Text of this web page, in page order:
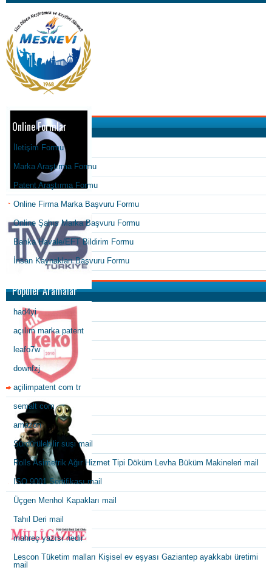
Online Formlar
İletişim Formu
Marka Araştırma Formu
Patent Araştırma Formu
Online Firma Marka Başvuru Formu
Online Şahıs Marka Başvuru Formu
Banka Havale/EFT Bildirim Formu
İnsan Kaynakları Başvuru Formu
Popüler Aramalar
had4yi
açılım marka patent
leafo7w
downfzj
açilimpatent com tr
semalt com
amazon
Sürdürülebilir suşi mail
Rolls Asimetrik Ağır Hizmet Tipi Döküm Levha Büküm Makineleri mail
ISO 9001 Sertifikası mail
Üçgen Menhol Kapakları mail
Tahıl Deri mail
mahreç yazısı nedir
Lescon Tüketim malları Kişisel ev eşyası Gaziantep ayakkabı üretimi
mail